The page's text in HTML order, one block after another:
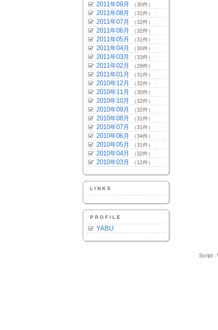
2011年09月 （30件）
2011年08月 （31件）
2011年07月 （32件）
2011年06月 （32件）
2011年05月 （31件）
2011年04月 （30件）
2011年03月 （33件）
2011年02月 （28件）
2011年01月 （31件）
2010年12月 （32件）
2010年11月 （30件）
2010年10月 （32件）
2010年09月 （32件）
2010年08月 （31件）
2010年07月 （31件）
2010年06月 （34件）
2010年05月 （31件）
2010年04月 （32件）
2010年03月 （12件）
LINKS
PROFILE
YABU
Script :